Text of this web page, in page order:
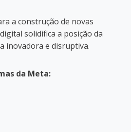
a construção de novas
solidifica a posição da
inovadora e disruptiva.
da Meta: